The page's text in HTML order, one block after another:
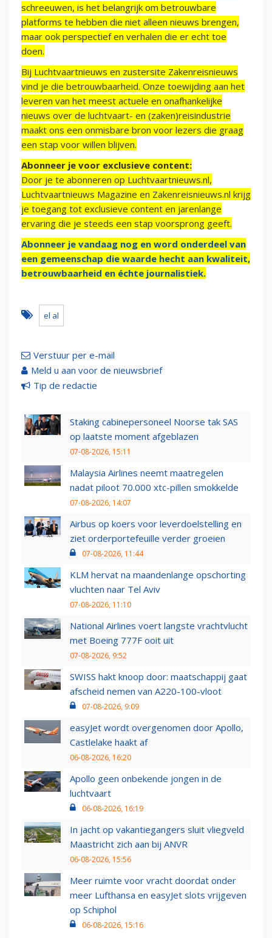
schreeuwen, is het belangrijk om betrouwbare
platforms te hebben die niet alleen nieuws brengen,
maar ook perspectief en verhalen die er echt toe
doen.
Bij Luchtvaartnieuws en zustersite Zakenreisnieuws
vind je die betrouwbaarheid. Onze toewijding aan het
leveren van het meest actuele en onafhankelijke
nieuws over de luchtvaart- en (zaken)reisindustrie
maakt ons een onmisbare bron voor lezers die graag
een stap voor willen blijven.
Abonneer je voor exclusieve content:
Door je te abonneren op Luchtvaartnieuws.nl,
Luchtvaartnieuws Magazine en Zakenreisnieuws.nl krijg
je toegang tot exclusieve content en jarenlange
ervaring die je steeds een stap voorsprong geeft.
Abonneer je vandaag nog en word onderdeel van
een gemeenschap die waarde hecht aan kwaliteit,
betrouwbaarheid en échte journalistiek.
el al
Verstuur per e-mail
Meld u aan voor de nieuwsbrief
Tip de redactie
Staking cabinepersoneel Noorse tak SAS
op laatste moment afgeblazen
07-08-2026, 15:11
Malaysia Airlines neemt maatregelen
nadat piloot 70.000 xtc-pillen smokkelde
07-08-2026, 14:07
Airbus op koers voor leverdoelstelling en
ziet orderportefeuille verder groeien
07-08-2026, 11:44
KLM hervat na maandenlange opschorting
vluchten naar Tel Aviv
07-08-2026, 11:10
National Airlines voert langste vrachtvlucht
met Boeing 777F ooit uit
07-08-2026, 9:52
SWISS hakt knoop door: maatschappij gaat
afscheid nemen van A220-100-vloot
07-08-2026, 9:09
easyJet wordt overgenomen door Apollo,
Castlelake haakt af
06-08-2026, 16:20
Apollo geen onbekende jongen in de
luchtvaart
06-08-2026, 16:19
In jacht op vakantiegangers sluit vliegveld
Maastricht zich aan bij ANVR
06-08-2026, 15:56
Meer ruimte voor vracht doordat onder
meer Lufthansa en easyJet slots vrijgeven
op Schiphol
06-08-2026, 15:16